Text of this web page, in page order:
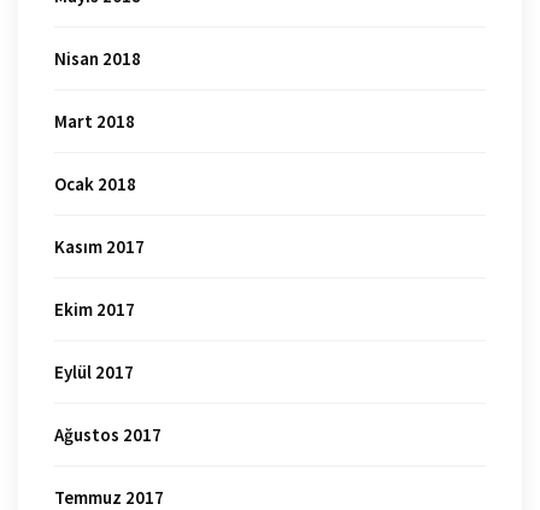
Nisan 2018
Mart 2018
Ocak 2018
Kasım 2017
Ekim 2017
Eylül 2017
Ağustos 2017
Temmuz 2017